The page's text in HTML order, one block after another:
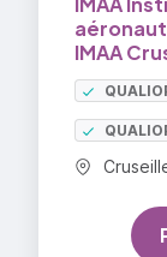
facteurs
travail.
=> En savoir
IMAA